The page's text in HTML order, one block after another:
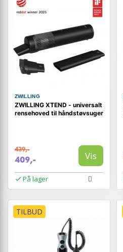
ZWILLING
ZWILLING XTEND - universalt
rensehoved til håndstøvsuger
439,-
409,- Vis
På lager
TILBUD